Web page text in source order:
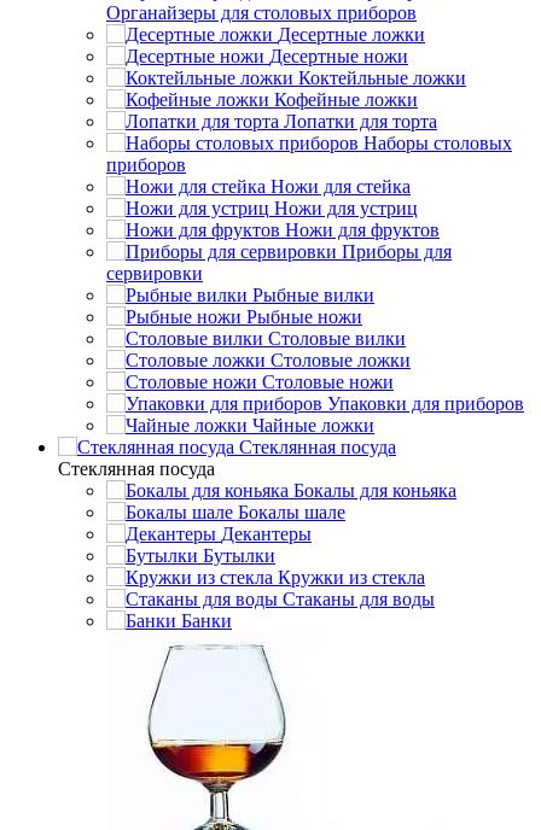
Органайзеры для столовых приборов
Десертные ложки
Десертные ножи
Коктейльные ложки
Кофейные ложки
Лопатки для торта
Наборы столовых
приборов
Ножи для стейка
Ножи для устриц
Ножи для фруктов
Приборы для
сервировки
Рыбные вилки
Рыбные ножи
Столовые вилки
Столовые ложки
Столовые ножи
Упаковки для приборов
Чайные ложки
Стеклянная посуда
Стеклянная посуда
Бокалы для коньяка
Бокалы шале
Декантеры
Бутылки
Кружки из стекла
Стаканы для воды
Банки